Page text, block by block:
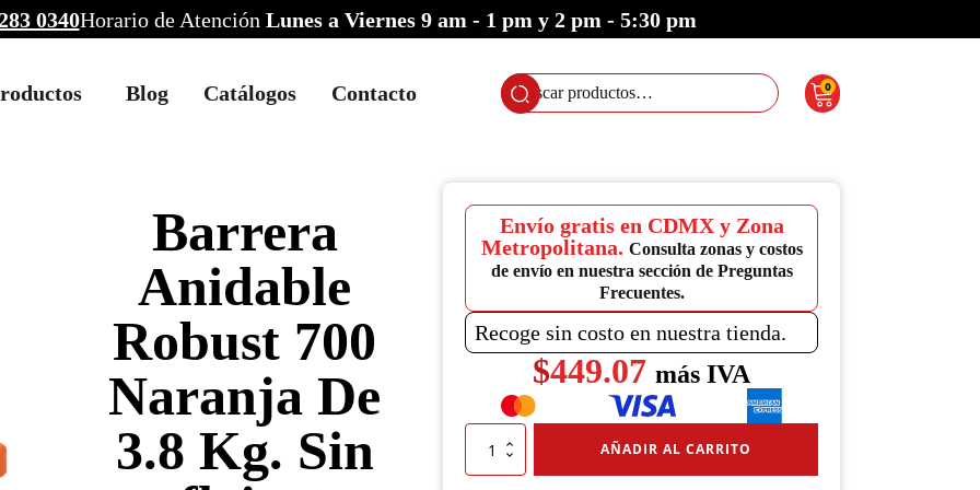
0340Horario de Atención Lunes a Viernes 9 am - 1 pm y 2 pm - 5:30 pm
Blog Catálogos Contacto
Buscar
por:
0
Barrera
Anidable
Robust 700
Naranja De
3.8 Kg. Sin
Envío gratis en CDMX y Zona
Metropolitana. Consulta zonas y costos
de envío en nuestra sección de Preguntas
Frecuentes.
Recoge sin costo en nuestra tienda.
$449.07 más IVA
Barrera
Anidable
AÑADIR AL CARRITO